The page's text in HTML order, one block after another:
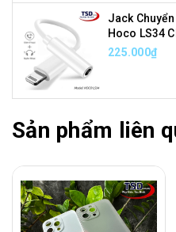
Jack
Hoco LS34
225.000₫
Sản phẩm liên